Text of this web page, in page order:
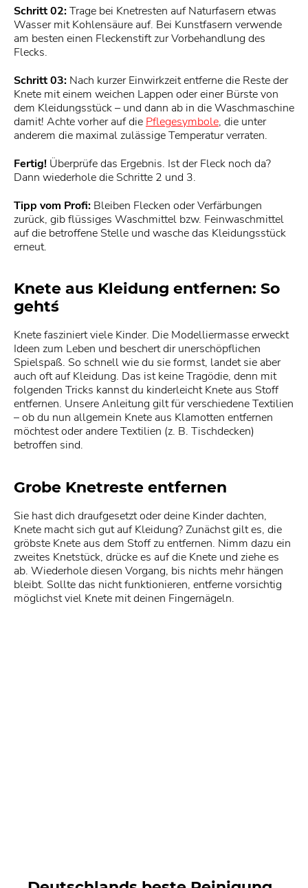
Schritt 02:Trage bei Knetresten auf Naturfasern etwas
Wasser mit Kohlensäure auf. Bei Kunstfasern verwende
am besten einen Fleckenstift zur Vorbehandlung des
Flecks.
Schritt 03: Nach kurzer Einwirkzeit entferne die Reste der
Knete mit einem weichen Lappen oder einer Bürste von
dem Kleidungsstück – und dann ab in die Waschmaschine
damit! Achte vorher auf die Pflegesymbole, die unter
anderem die maximal zulässige Temperatur verraten.
Fertig! Überprüfe das Ergebnis. Ist der Fleck noch da?
Dann wiederhole die Schritte 2 und 3.
Tipp vom Profi: Bleiben Flecken oder Verfärbungen
zurück, gib flüssiges Waschmittel bzw. Feinwaschmittel
auf die betroffene Stelle und wasche das Kleidungsstück
erneut.
Knete aus Kleidung entfernen: So
geht´s
Knete fasziniert viele Kinder. Die Modelliermasse erweckt
Ideen zum Leben und beschert dir unerschöpflichen
Spielspaß. So schnell wie du sie formst, landet sie aber
auch oft auf Kleidung. Das ist keine Tragödie, denn mit
folgenden Tricks kannst du kinderleicht Knete aus Stoff
entfernen. Unsere Anleitung gilt für verschiedene Textilien
– ob du nun allgemein Knete aus Klamotten entfernen
möchtest oder andere Textilien (z. B. Tischdecken)
betroffen sind.
Grobe Knetreste entfernen
Sie hast dich draufgesetzt oder deine Kinder dachten,
Knete macht sich gut auf Kleidung? Zunächst gilt es, die
gröbste Knete aus dem Stoff zu entfernen. Nimm dazu ein
zweites Knetstück, drücke es auf die Knete und ziehe es
ab. Wiederhole diesen Vorgang, bis nichts mehr hängen
bleibt. Sollte das nicht funktionieren, entferne vorsichtig
möglichst viel Knete mit deinen Fingernägeln.